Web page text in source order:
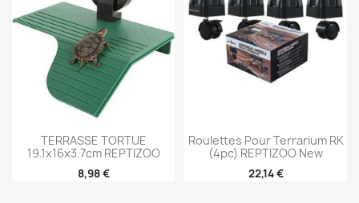
TERRASSE TORTUE
19.1x16x3.7cm REPTIZOO
8,98 €
Roulettes Pour Terrarium RK
(4pc) REPTIZOO New
22,14 €